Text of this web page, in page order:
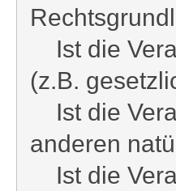
Ist die
(z.B.
Ist die
anderen
Ist die